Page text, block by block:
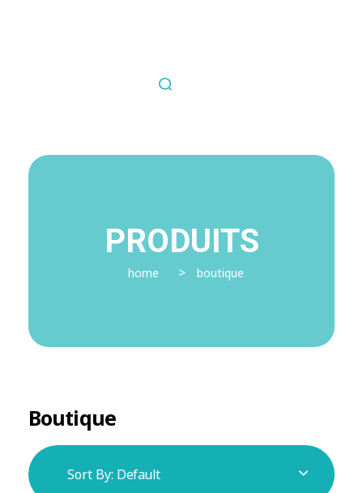
home > boutique
PRODUITS
Boutique
Sort By: Default